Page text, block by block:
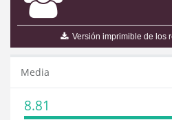
Versión imprimible de los
Media
8.81